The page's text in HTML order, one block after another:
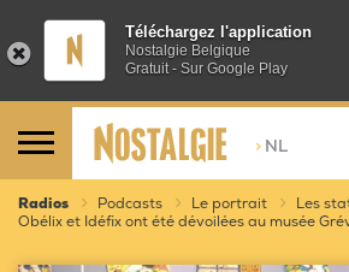
Téléchargez l'application
Nostalgie Belgique
Gratuit - Sur Google Play
> NL
Radios Podcasts Le portrait
Les
Obélix et Idéfix ont été dévoilées au musée